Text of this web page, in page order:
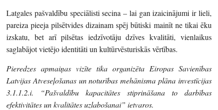
Latgales pašvaldību speciālisti secina – lai gan izaicinājumi ir lieli,
pareiza pieeja pilsētvides dizainam spēj būtiski mainīt ne tikai ēku
izskatu, bet arī pilsētas iedzīvotāju dzīves kvalitāti, vienlaikus
saglabājot vietējo identitāti un kultūrvēsturiskās vērtības.
Pieredzes apmaiņas vizīte tika organizēta Eiropas Savienības
Latvijas Atveseļošanas un noturības mehānisma plāna investīcijas
3.1.1.2.i. “Pašvaldību kapacitātes stiprināšana to darbības
efektivitātes un kvalitātes uzlabošanai” ietvaros.